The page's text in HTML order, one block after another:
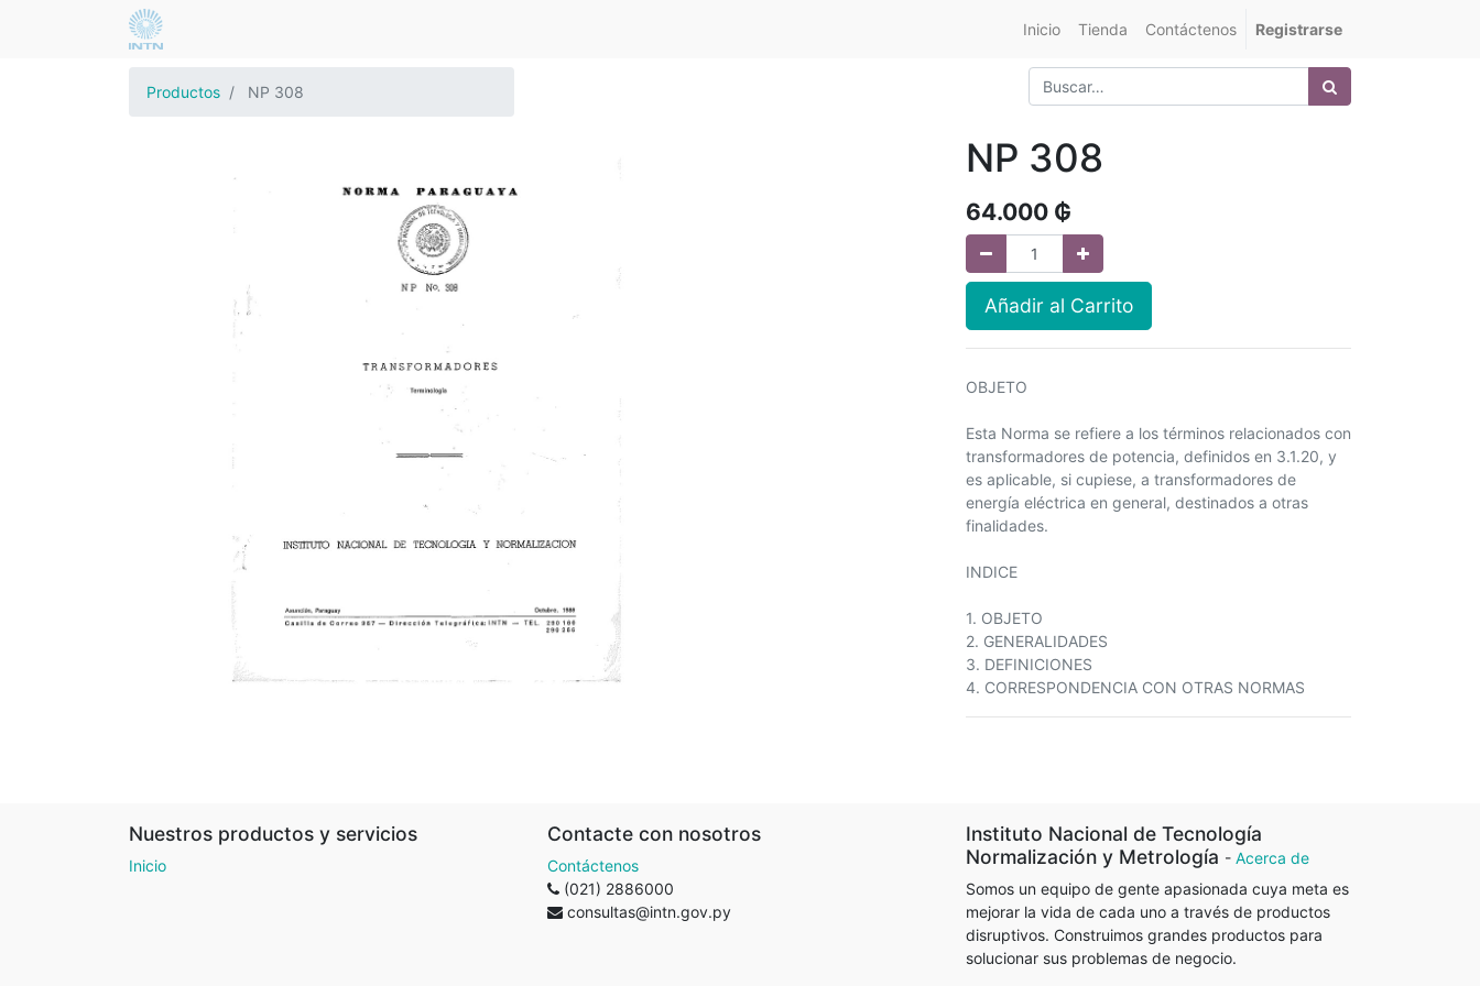
Inicio Tienda Contáctenos Registrarse
Productos NP 308
NP 308
64.000 ₲
Añadir al Carrito
OBJETO
Esta Norma se refiere a los términos relacionados con
transformadores de potencia, definidos en 3.1.20, y
es aplicable, si cupiese, a transformadores de
energía eléctrica en general, destinados a otras
finalidades.
INDICE
1. OBJETO
2. GENERALIDADES
3. DEFINICIONES
4. CORRESPONDENCIA CON OTRAS NORMAS
Nuestros productos y servicios
Inicio
Contacte con nosotros
Contáctenos
(021) 2886000
consultas@intn.gov.py
Instituto Nacional de Tecnología
Normalización y Metrología - Acerca de
Somos un equipo de gente apasionada cuya meta es
mejorar la vida de cada uno a través de productos
disruptivos. Construimos grandes productos para
solucionar sus problemas de negocio.